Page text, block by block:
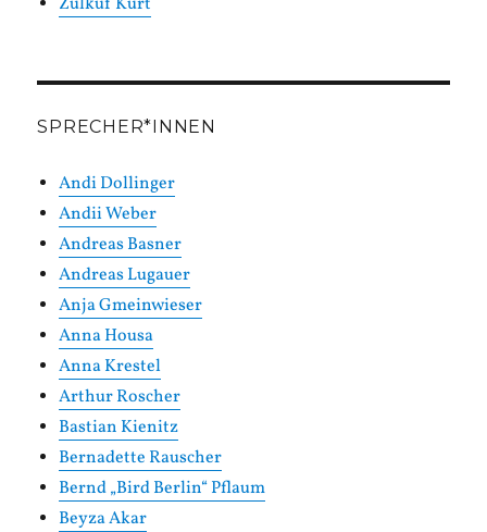
SPRECHER*INNEN
Andi Dollinger
Andii Weber
Andreas Basner
Andreas Lugauer
Anja Gmeinwieser
Anna Housa
Anna Krestel
Arthur Roscher
Bastian Kienitz
Bernadette Rauscher
Bernd „Bird Berlin“ Pflaum
Beyza Akar